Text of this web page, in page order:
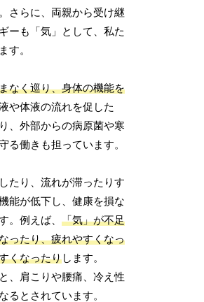
さらに、両親から受け継
ーも「気」として、私た
す。
なく巡り、身体の機能を
や体液の流れを促した
、外部からの病原菌や寒
る働きも担っています。
たり、流れが滞ったりす
能が低下し、健康を損な
。例えば、「気」が不足
ったり、疲れやすくなっ
くなったりします。
、肩こりや腰痛、冷え性
るとされています。